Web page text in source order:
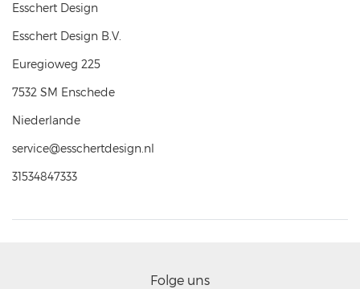
Esschert Design
Esschert Design B.V.
Euregioweg 225
7532 SM Enschede
Niederlande
service@esschertdesign.nl
31534847333
Folge uns